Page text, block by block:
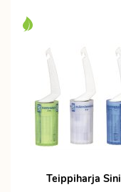
Teippiharja Sini